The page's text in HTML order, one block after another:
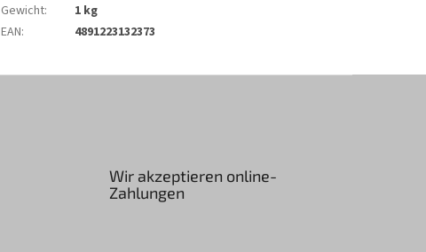
Gewicht:
1 kg
EAN: 4891223132373
Wir akzeptieren online-
Zahlungen